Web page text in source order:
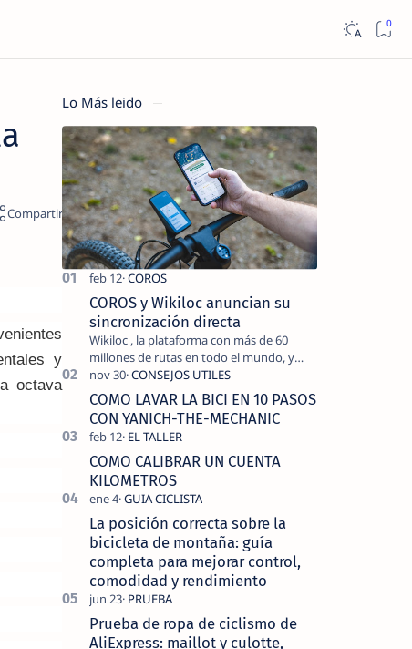
y
octava
Lo Más leido
COROS y Wikiloc anuncian su
sincronización directa
Wikiloc , la plataforma con más de 60
millones de rutas en todo el mundo, y
COROS , marca de dispositivos GPS
reconocida mundialmente por su
tecnolo…
COMO LAVAR LA BICI EN 10 PASOS
CON YANICH-THE-MECHANIC
COMO CALIBRAR UN CUENTA
KILOMETROS
La posición correcta sobre la
bicicleta de montaña: guía
completa para mejorar control,
comodidad y rendimiento
Prueba de ropa de ciclismo de
AliExpress: maillot y culotte,